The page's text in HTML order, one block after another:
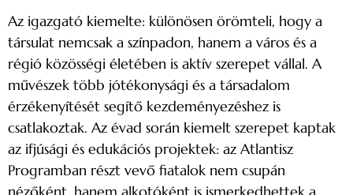
Az igazgató kiemelte: különösen örömteli, hogy a
társulat nemcsak a színpadon, hanem a város és a
régió közösségi életében is aktív szerepet vállal. A
művészek több jótékonysági és a társadalom
érzékenyítését segítő kezdeményezéshez is
csatlakoztak. Az évad során kiemelt szerepet kaptak
az ifjúsági és edukációs projektek: az Atlantisz
Programban részt vevő fiatalok nem csupán
nézőként, hanem alkotóként is ismerkedhettek a